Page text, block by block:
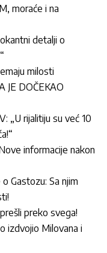
moraće i na
detalji o
milosti
JE DOČEKAO
„U rijalitiju su već 10
informacije nakon
Gastozu: Sa njim
preko svega!
izdvojio Milovana i